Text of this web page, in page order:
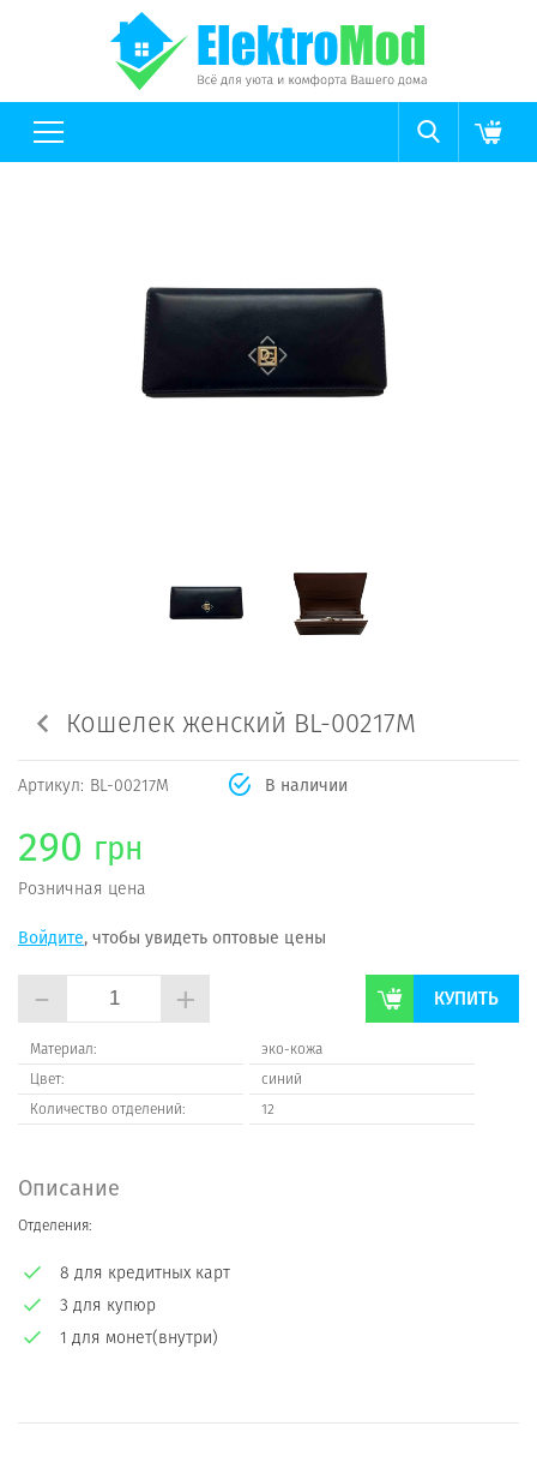
Кошелек женский BL-00217M
Артикул: BL-00217M В наличии
290 грн
Розничная цена
Войдите, чтобы увидеть оптовые цены
- + КУПИТЬ
Материал:
эко-кожа
Цвет:
синий
Количество отделений:
12
Описание
Отделения:
8 для кредитных карт
3 для купюр
1 для монет(внутри)